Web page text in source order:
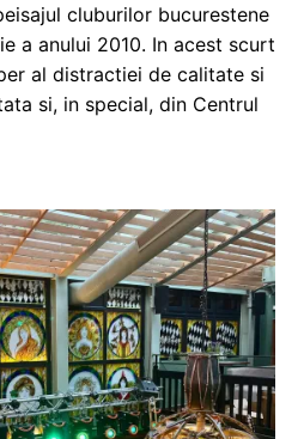
cluburilor bucurestene
a anului 2010. In acest scurt
al distractiei de calitate si
si, in special, din Centrul